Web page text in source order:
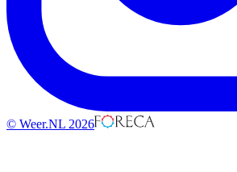
© Weer.NL 2026